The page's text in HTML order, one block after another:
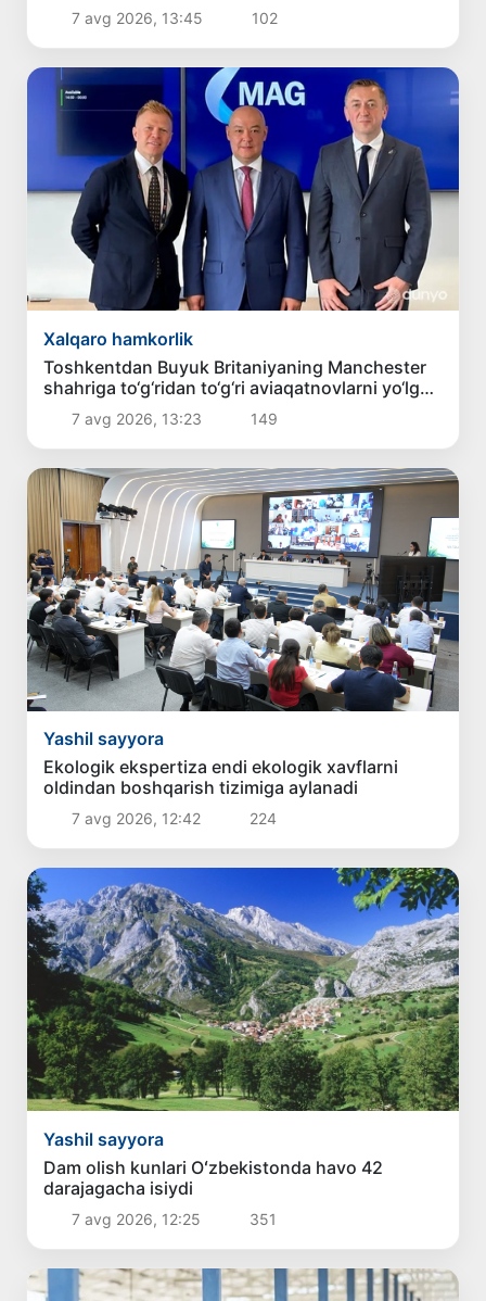
7 avg 2026, 13:45 102
Xalqaro hamkorlik
Toshkentdan Buyuk Britaniyaning Manchester
shahriga to‘g‘ridan to‘g‘ri aviaqatnovlarni yo‘lga
qo‘yish masalasi ko‘rib chiqilmoqda
7 avg 2026, 13:23 149
Yashil sayyora
Ekologik ekspertiza endi ekologik xavflarni
oldindan boshqarish tizimiga aylanadi
7 avg 2026, 12:42 224
Yashil sayyora
Dam olish kunlari Oʻzbekistonda havo 42
darajagacha isiydi
7 avg 2026, 12:25 351